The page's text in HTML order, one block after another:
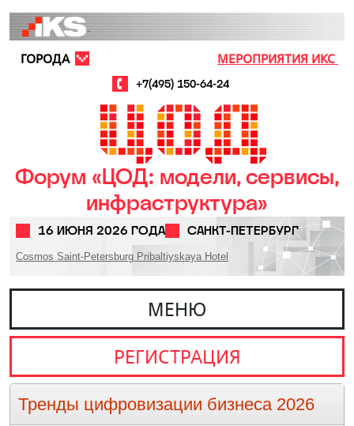
МЕРОПРИЯТИЯ ИКС
+7(495) 150-64-24
ГОРОДА
Форум «ЦОД: модели, сервисы,
инфраструктура»
16 ИЮНЯ 2026 ГОДА САНКТ-ПЕТЕРБУРГ
Cosmos Saint-Petersburg Pribaltiyskaya Hotel
МЕНЮ
РЕГИСТРАЦИЯ
Тренды цифровизации бизнеса 2026